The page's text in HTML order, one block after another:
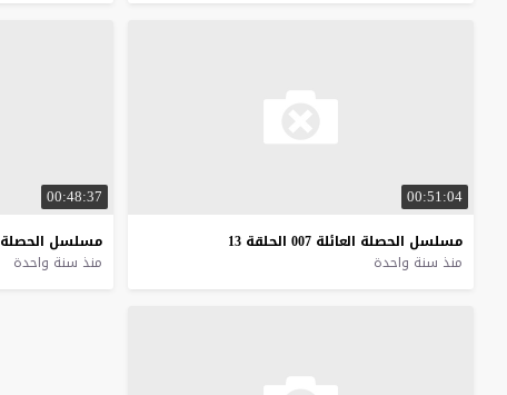
00:51:04
مسلسل الحصلة العائلة 007 الحلقة 13
منذ سنة واحدة
00:48:37
مسلسل الحصلة
منذ سنة واحدة